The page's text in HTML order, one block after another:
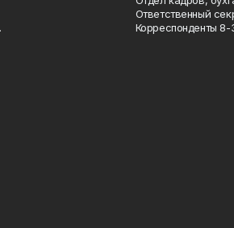
Ответственный
Корреспонденты 8-